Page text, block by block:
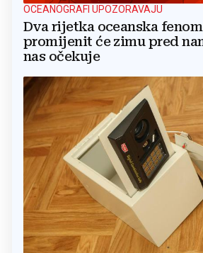
OCEANOGRAFI UPOZORAVAJU
Dva rijetka oceanska
promijenit će zimu pred
nas očekuje